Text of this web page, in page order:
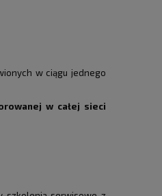
w ciągu jednego
w całej sieci